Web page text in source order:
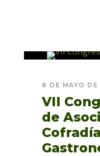
8 DE MAYO
VII
de